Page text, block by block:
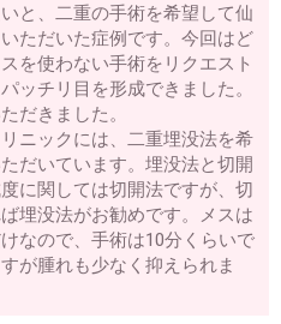
と、二重の手術を希望して仙
ただいた症例です。今回はど
を使わない手術をリクエスト
ッチリ目を形成できました。
だきました。
ニックには、二重埋没法を希
だいています。埋没法と切開
に関しては切開法ですが、切
埋没法がお勧めです。メスは
なので、手術は10分くらいで
が腫れも少なく抑えられま